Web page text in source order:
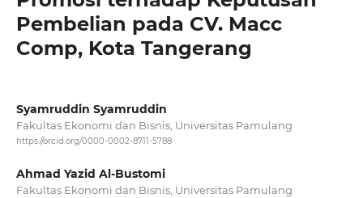
Pembelian pada CV. Macc
Comp, Kota Tangerang
Syamruddin Syamruddin
Fakultas Ekonomi dan Bisnis, Universitas Pamulang
https://orcid.org/0000-0002-8711-5788
Ahmad Yazid Al-Bustomi
Fakultas Ekonomi dan Bisnis, Universitas Pamulang